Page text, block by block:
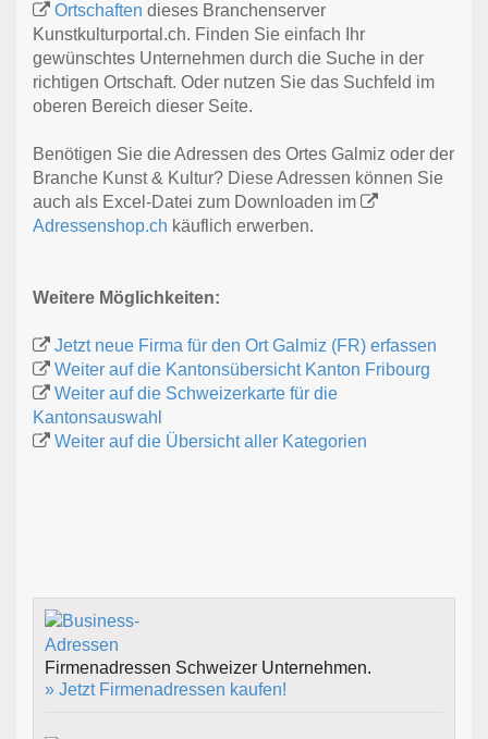
Ortschaften dieses Branchenserver
Kunstkulturportal.ch. Finden Sie einfach Ihr
gewünschtes Unternehmen durch die Suche in der
richtigen Ortschaft. Oder nutzen Sie das Suchfeld im
oberen Bereich dieser Seite.
Benötigen Sie die Adressen des Ortes Galmiz oder der
Branche Kunst & Kultur? Diese Adressen können Sie
auch als Excel-Datei zum Downloaden im
Adressenshop.ch käuflich erwerben.
Weitere Möglichkeiten:
Jetzt neue Firma für den Ort Galmiz (FR) erfassen
Weiter auf die Kantonsübersicht Kanton Fribourg
Weiter auf die Schweizerkarte für die
Kantonsauswahl
Weiter auf die Übersicht aller Kategorien
Firmenadressen Schweizer Unternehmen.
» Jetzt Firmenadressen kaufen!